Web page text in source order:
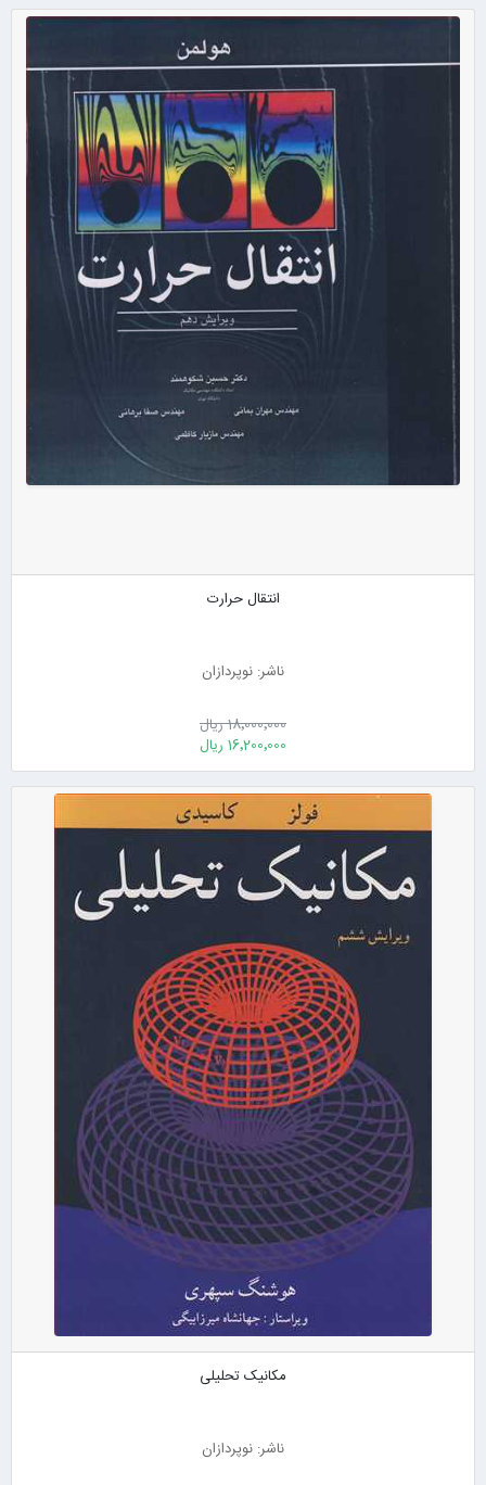
انتقال حرارت
ناشر: نوپردازان
18٬000٬000 ریال
16٬200٬000 ریال
مکانیک تحلیلی
ناشر: نوپردازان